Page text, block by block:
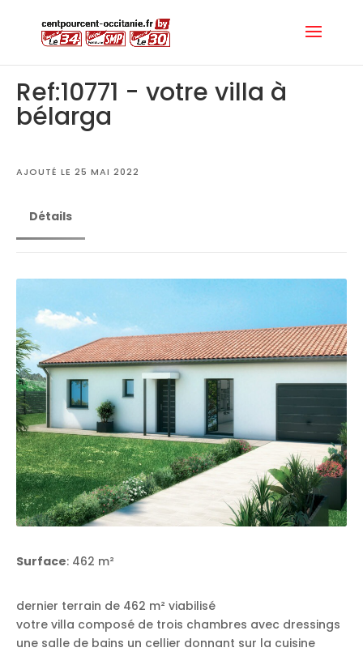
Ref:10771 - votre villa à
bélarga
AJOUTÉ LE 25 MAI 2022
Détails
Surface: 462 m²
dernier terrain de 462 m² viabilisé
votre villa composé de trois chambres avec dressings
une salle de bains un cellier donnant sur la cuisine